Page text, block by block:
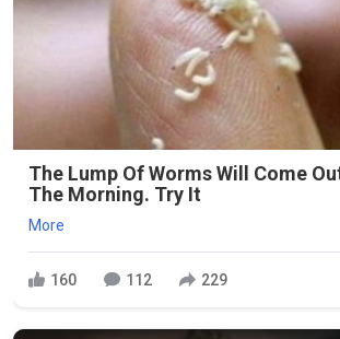
The Lump Of Worms Will Come
The Morning. Try It
More
160 112 229